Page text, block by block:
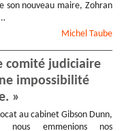
son nouveau maire, Zohran
Michel Taube
comité judiciaire
impossibilité
»
au cabinet Gibson Dunn,
nous emmenions nos